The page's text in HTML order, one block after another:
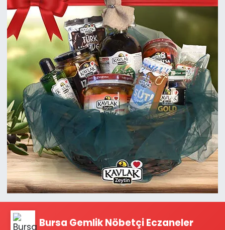
Bursa Gemlik Nöbetçi Eczaneler